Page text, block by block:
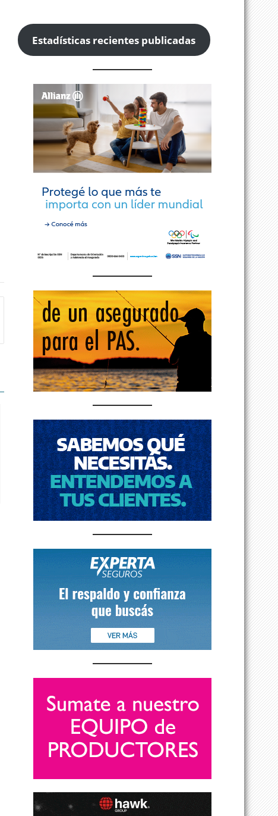
Estadísticas recientes publicadas